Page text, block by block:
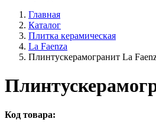
Главная
Каталог
Плитка керамическая
La Faenza
Плинтускерамогранит La
Код товара: